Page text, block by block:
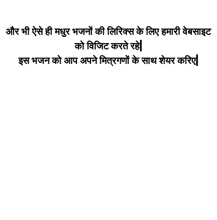
और भी ऐसे ही मधुर भजनों की लिरिक्स के लिए हमारी वेबसाइट
को विजिट करते रहे|
इस भजन को आप अपने मित्रगणों के साथ शेयर करिए|